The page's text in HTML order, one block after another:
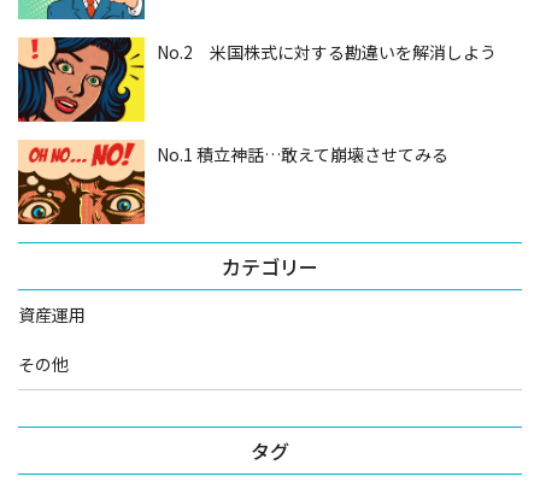
No.2 米国株式に対する勘違いを解消しよう
No.1 積立神話…敢えて崩壊させてみる
カテゴリー
資産運用
その他
タグ